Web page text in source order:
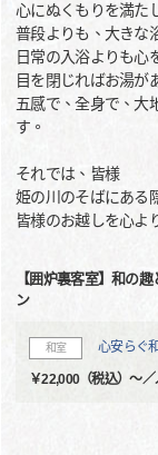
心にぬくもりを満た
普段よりも、大きな
日常の入浴よりも心
目を閉じればお湯が
五感で、全身で、大
す。
それでは、皆様
姫の川のそばにある
皆様のお越しを心よ
【囲炉裏客室】和の
ン
和室 心安らぐ
￥22,000（税込）～／